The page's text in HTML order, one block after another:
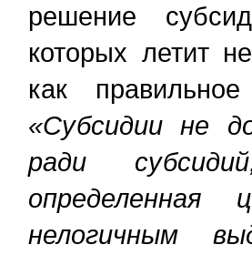
решение
которых летит
как
«Субсидии не
ради
нелогичным